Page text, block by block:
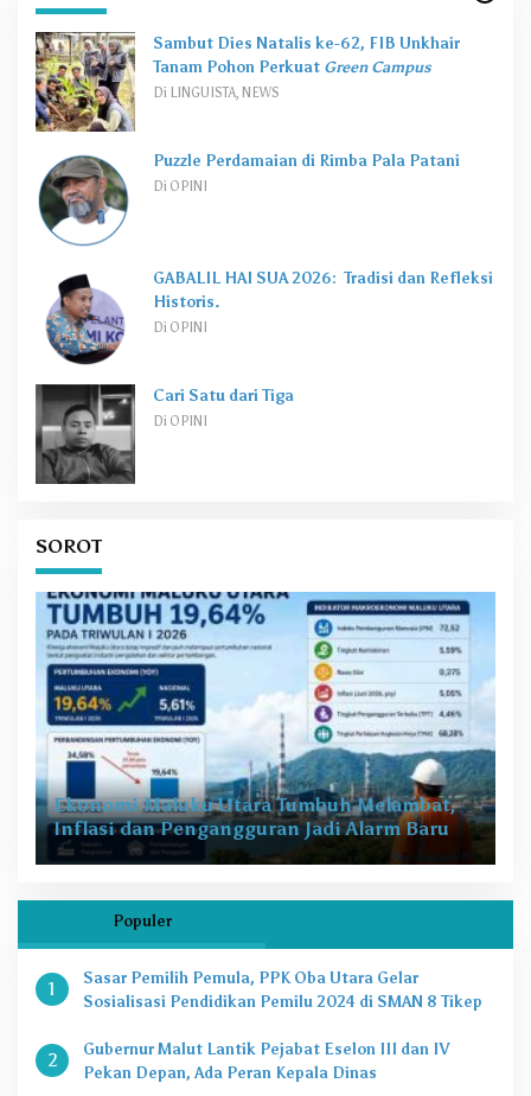
Sambut Dies Natalis ke-62, FIB Unkhair
Tanam Pohon Perkuat Green Campus
Di LINGUISTA, NEWS
Puzzle Perdamaian di Rimba Pala Patani
Di OPINI
GABALIL HAI SUA 2026: Tradisi dan Refleksi
Historis.
Di OPINI
Cari Satu dari Tiga
Di OPINI
SOROT
Ekonomi Maluku Utara Tumbuh Melambat,
Inflasi dan Pengangguran Jadi Alarm Baru
Populer
1
Sasar Pemilih Pemula, PPK Oba Utara Gelar
Sosialisasi Pendidikan Pemilu 2024 di SMAN 8 Tikep
2
Gubernur Malut Lantik Pejabat Eselon III dan IV
Pekan Depan, Ada Peran Kepala Dinas